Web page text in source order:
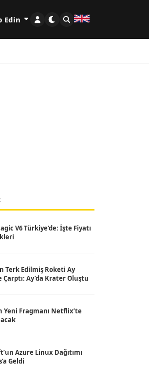
Edin
V6 Türkiye’de: İşte Fiyatı
Terk Edilmiş Roketi Ay
Çarptı: Ay’da Krater Oluştu
Yeni Fragmanı Netflix’te
Azure Linux Dağıtımı
Geldi